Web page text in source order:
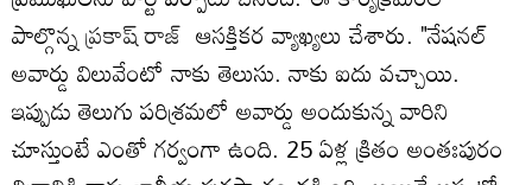
పాల్గొన్నప్రకాష్ రాజ్ ఆసక్తికర వ్యాఖ్యలు చేశారు. "నేషనల్‌
అవార్డు విలువేంటో నాకు తెలుసు. నాకు ఐదు వచ్చాయి.
ఇప్పుడు తెలుగు పరిశ్రమలో అవార్డు అందుకున్న వారిని
చూస్తుంటే ఎంతో గర్వంగా ఉంది. 25 ఏళ్ల క్రితం అంతఃపురం